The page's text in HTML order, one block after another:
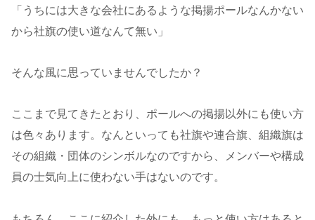
「うちには大きな会社にあるような掲揚ポールなんかない
から社旗の使い道なんて無い」
そんな風に思っていませんでしたか？
ここまで見てきたとおり、ポールへの掲揚以外にも使い方
は色々あります。なんといっても社旗や連合旗、組織旗は
その組織・団体のシンボルなのですから、メンバーや構成
員の士気向上に使わない手はないのです。